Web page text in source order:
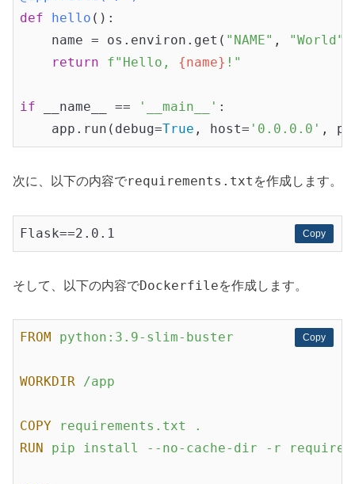
def
hello () :
    name = os.environ.get(
"NAME" , "World"
return
f"Hello, {name} !"
if __name__ == '__main__' :
    app.run(debug=
True , host= '0.0.0.0' ,
次に、以下の内容でrequirements.txt を作成します。
Copy
Copy
そして、以下の内容でDockerfileを作成します。
Copy
Copy
FROM python:3.9-slim-buster
WORKDIR /app
COPY
requirements.txt .
RUN
pip install --no-cache-dir -r